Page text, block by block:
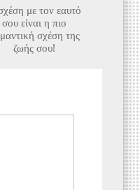
με τον εαυτό
σου είναι η πιο
σχέση της
ζωής σου!